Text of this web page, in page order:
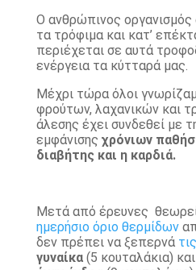
Ο ανθρώπινος
τα τρόφιμα και κατ’
περιέχεται σε αυτά
ενέργεια τα κύτταρά μας.
Μέχρι τώρα όλοι
φρούτων, λαχανικών και
άλεσης έχει συνδεθεί με
εμφάνισης χρόνιων
διαβήτης και η καρδιά.
Μετά από έρευνες
ημερήσιο όριο θερμίδων
δεν πρέπει να ξεπερνά
γυναίκα(5 κουταλάκια) και